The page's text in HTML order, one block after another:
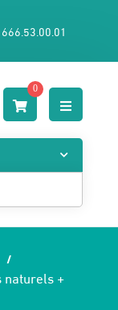
0
naturels +